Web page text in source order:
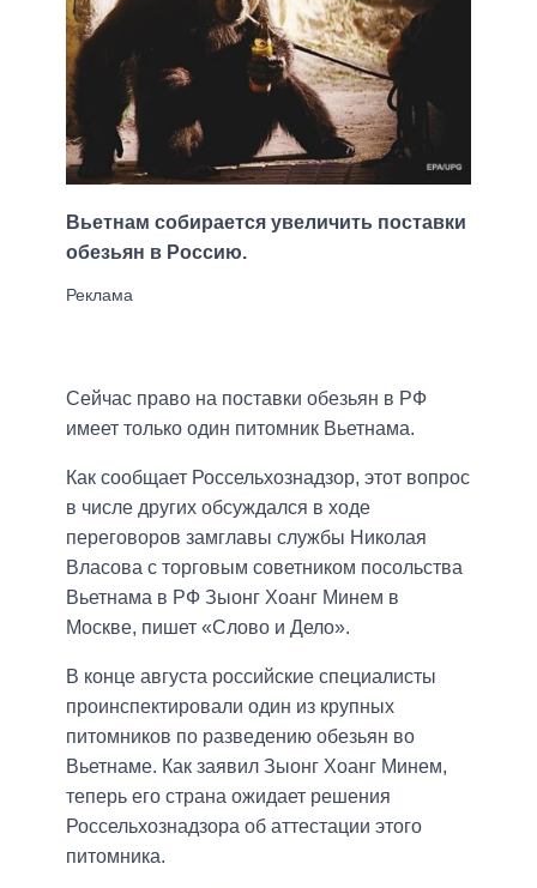
Вьетнам собирается увеличить поставки
обезьян в Россию.
Сейчас право на поставки обезьян в РФ
имеет только один питомник Вьетнама.
Как сообщает Россельхознадзор, этот вопрос
в числе других обсуждался в ходе
переговоров замглавы службы Николая
Власова с торговым советником посольства
Вьетнама в РФ Зыонг Хоанг Минем в
Москве, пишет «Слово и Дело».
В конце августа российские специалисты
проинспектировали один из крупных
питомников по разведению обезьян во
Вьетнаме. Как заявил Зыонг Хоанг Минем,
теперь его страна ожидает решения
Россельхознадзора об аттестации этого
питомника.